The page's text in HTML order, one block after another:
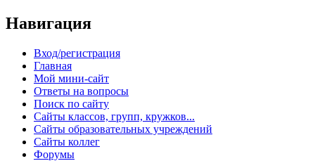
Навигация
Вход/регистрация
Главная
Мой мини-сайт
Ответы на вопросы
Поиск по сайту
Сайты классов, групп, кружков...
Сайты образовательных учреждений
Сайты коллег
Форумы